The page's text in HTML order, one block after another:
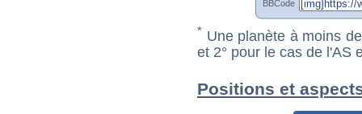
BBCode
* Une planète à moins
et 2° pour le cas de l'AS
Positions et